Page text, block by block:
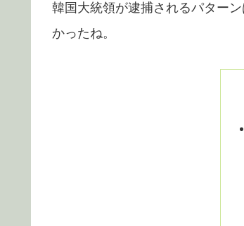
韓国大統領が逮捕されるパター
かったね。